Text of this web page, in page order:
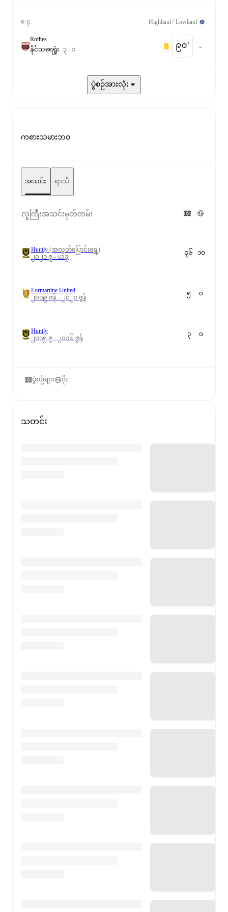
ဧ ၄ Highland / Lowland
Rothes
နိုင်သရေရှုံး ၃ - ၁ ၉၀‎’‎ -
ပွဲစဉ်အားလုံး
ကစားသမားဘဝ
အသင်း ရာသီ
လူကြီးအသင်းမှတ်တမ်း
Huntly (အလွတ်ပြောင်းရွှေ့)
၂၀၂၁ ဇူ - ယခု
၃၆ ၁၀
Formartine United
၂၀၁၉ ဇန် - ၂၀၂၁ ဇွန်
၅ ၀
Huntly
၂၀၁၅ ဇူ - ၂၀၁၆ ဇွန်
၃ ၀
ပွဲစဉ်များ ဂိုး
သတင်း